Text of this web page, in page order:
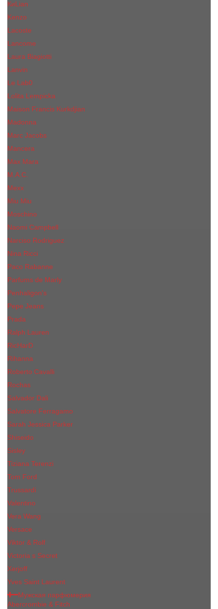
КиLian
Kenzo
Lacoste
Lancome
Laura Biagiotti
Lanvin
Lе Lab0
Lolita Lempicka
Maison Francis Kurkdjian
Madonna
Marc Jacobs
Mancera
Max Mara
M.А.C.
Mexx
Miu Miu
Mоsсhino
Naomi Campbell
Narciso Rodriguez
Nina Ricci
Paco Rabanne
Parfums de Marly
Penhaligon's
Pepe Jeans
Prada
Ralph Lauren
RicHarD
Rihanna
Roberto Cavalli
Rochas
Salvador Dali
Salvatore Ferragamo
Sarah Jessica Parker
Shiseido
Sisley
Tiziana Terenzi
Tom Ford
Trussardi
Valentino
Vera Wang
Versace
Viktor & Rolf
Victoria s Secret
Xerjoff
Yves Saint Laurent
Мужская парфюмерия
Abercrombie & Fitch